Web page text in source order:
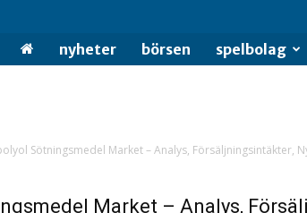
Ekonominyheter.se
nyheter börsen spelbolag
Sötningsmedel Market – Analys, Försäljningsintäkter,
Market – Analys,